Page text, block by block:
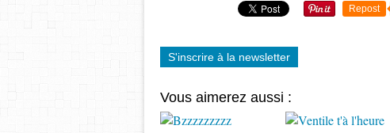
Repost
S'inscrire à la newsletter
Vous aimerez aussi :